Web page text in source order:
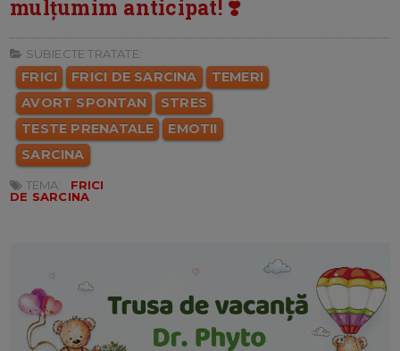
mulțumim anticipat! ❣️
SUBIECTE TRATATE:
FRICI FRICI DE SARCINA
TEMERI
AVORT SPONTAN
STRES
TESTE PRENATALE
EMOTII
SARCINA
TEMA:
FRICI
DE SARCINA